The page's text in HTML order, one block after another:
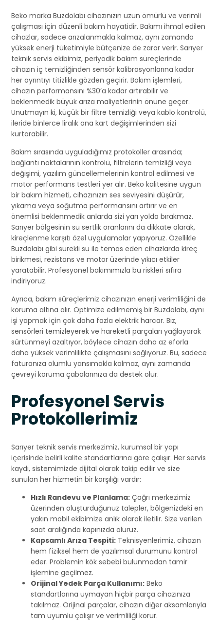
Beko marka Buzdolabı cihazınızın uzun ömürlü ve verimli
çalışması için düzenli bakım hayatidir. Bakımı ihmal edilen
cihazlar, sadece arızalanmakla kalmaz, aynı zamanda
yüksek enerji tüketimiyle bütçenize de zarar verir. Sarıyer
teknik servis ekibimiz, periyodik bakım süreçlerinde
cihazın iç temizliğinden sensör kalibrasyonlarına kadar
her ayrıntıyı titizlikle gözden geçirir. Bakım işlemleri,
cihazın performansını %30’a kadar artırabilir ve
beklenmedik büyük arıza maliyetlerinin önüne geçer.
Unutmayın ki, küçük bir filtre temizliği veya kablo kontrolü,
ileride binlerce liralık ana kart değişimlerinden sizi
kurtarabilir.
Bakım sırasında uyguladığımız protokoller arasında;
bağlantı noktalarının kontrolü, filtrelerin temizliği veya
değişimi, yazılım güncellemelerinin kontrol edilmesi ve
motor performans testleri yer alır. Beko kalitesine uygun
bir bakım hizmeti, cihazınızın ses seviyesini düşürür,
yıkama veya soğutma performansını artırır ve en
önemlisi beklenmedik anlarda sizi yarı yolda bırakmaz.
Sarıyer bölgesinin su sertlik oranlarını da dikkate alarak,
kireçlenme karşıtı özel uygulamalar yapıyoruz. Özellikle
Buzdolabı gibi sürekli su ile temas eden cihazlarda kireç
birikmesi, rezistans ve motor üzerinde yıkıcı etkiler
yaratabilir. Profesyonel bakımımızla bu riskleri sıfıra
indiriyoruz.
Ayrıca, bakım süreçlerimiz cihazınızın enerji verimliliğini de
koruma altına alır. Optimize edilmemiş bir Buzdolabı, aynı
işi yapmak için çok daha fazla elektrik harcar. Biz,
sensörleri temizleyerek ve hareketli parçaları yağlayarak
sürtünmeyi azaltıyor, böylece cihazın daha az eforla
daha yüksek verimlilikte çalışmasını sağlıyoruz. Bu, sadece
faturanıza olumlu yansımakla kalmaz, aynı zamanda
çevreyi koruma çabalarınıza da destek olur.
Profesyonel Servis
Protokollerimiz
Sarıyer teknik servis merkezimiz, kurumsal bir yapı
içerisinde belirli kalite standartlarına göre çalışır. Her servis
kaydı, sistemimizde dijital olarak takip edilir ve size
sunulan her hizmetin bir karşılığı vardır:
Hızlı Randevu ve Planlama: Çağrı merkezimiz
üzerinden oluşturduğunuz talepler, bölgenizdeki en
yakın mobil ekibimize anlık olarak iletilir. Size verilen
saat aralığında kapınızda oluruz.
Kapsamlı Arıza Tespiti: Teknisyenlerimiz, cihazın
hem fiziksel hem de yazılımsal durumunu kontrol
eder. Problemin kök sebebi bulunmadan tamir
işlemine geçilmez.
Orijinal Yedek Parça Kullanımı: Beko
standartlarına uymayan hiçbir parça cihazınıza
takılmaz. Orijinal parçalar, cihazın diğer aksamlarıyla
tam uyumlu çalışır ve verimliliği korur.